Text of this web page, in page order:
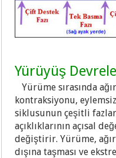
Yürüyüş
Yürüme sırasında
kontraksiyonu,
siklusunun çeşitli
açıklıklarının açısal
değiştirir. Yürüme,
dışına taşması ve